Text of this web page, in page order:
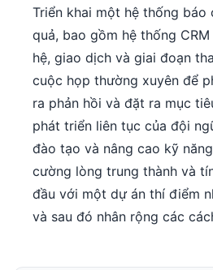
Triển khai một hệ thống báo
quả, bao gồm hệ thống
hệ, giao dịch và giai đoạn
cuộc họp thường xuyên để
ra phản hồi và đặt ra mục
phát triển liên tục của đội
đào tạo và nâng cao kỹ
cường lòng trung thành và
đầu với một dự án thí điểm
và sau đó nhân rộng các